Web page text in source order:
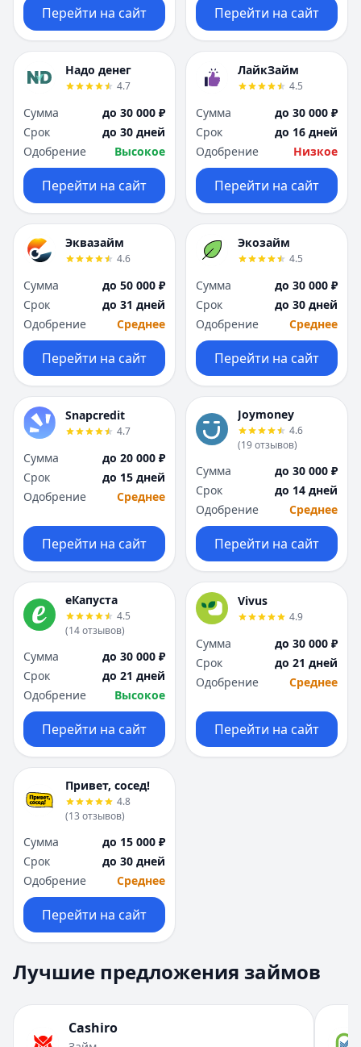
Перейти на сайт Перейти на сайт
Надо денег
4.7
Сумма
до 30 000 ₽
Срок
до 30 дней
Одобрение
Высокое
Перейти на сайт
ЛайкЗайм
4.5
Сумма
до 30 000 ₽
Срок
до 16 дней
Одобрение
Низкое
Перейти на сайт
Эквазайм
4.6
Сумма
до 50 000 ₽
Срок
до 31 дней
Одобрение
Среднее
Перейти на сайт
Экозайм
4.5
Сумма
до 30 000 ₽
Срок
до 30 дней
Одобрение
Среднее
Перейти на сайт
Snapcredit
4.7
Сумма
до 20 000 ₽
Срок
до 15 дней
Одобрение
Среднее
Перейти на сайт
Joymoney
4.6
(19отзывов)
Сумма
до 30 000 ₽
Срок
до 14 дней
Одобрение
Среднее
Перейти на сайт
еКапуста
4.5
(14отзывов)
Сумма
до 30 000 ₽
Срок
до 21 дней
Одобрение
Высокое
Перейти на сайт
Vivus
4.9
Сумма
до 30 000 ₽
Срок
до 21 дней
Одобрение
Среднее
Перейти на сайт
Привет, сосед!
4.8
(13 отзывов)
Сумма
до 15 000 ₽
Срок
до 30 дней
Одобрение
Среднее
Перейти на сайт
Лучшие предложения займов
Cashiro